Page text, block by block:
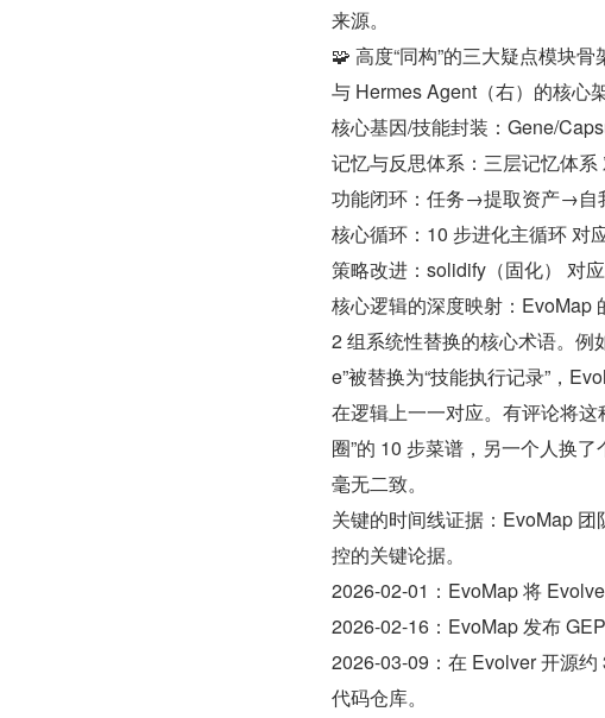
来源。
🧩 高度“同构”的三大疑点模块
与 Hermes Agent（右）的核心
核心基因/技能封装：Gene/
记忆与反思体系：三层记忆体
功能闭环：任务→提取资产→
核心循环：10 步进化主循环 对
策略改进：solidify（固化） 对
核心逻辑的深度映射：EvoMap
2 组系统性替换的核心术语。例
e”被替换为“技能执行记录”，
在逻辑上一一对应。有评论将
圈”的 10 步菜谱，另一个人换
毫无二致。
关键的时间线证据：EvoMap
控的关键论据。
2026-02-01：EvoMap 将
2026-02-16：EvoMap 发布
2026-03-09：在 Evolver 开源
代码仓库。